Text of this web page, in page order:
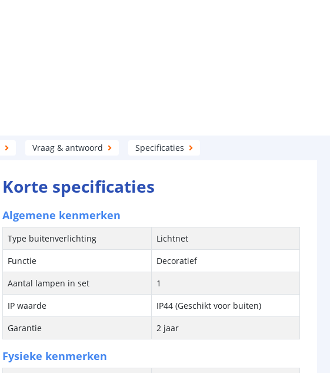
Vraag & antwoord Specificaties
Korte specificaties
Algemene kenmerken
Type buitenverlichting
Lichtnet
Functie
Decoratief
Aantal lampen in set
1
IP waarde
IP44 (Geschikt voor buiten)
Garantie
2 jaar
Fysieke kenmerken